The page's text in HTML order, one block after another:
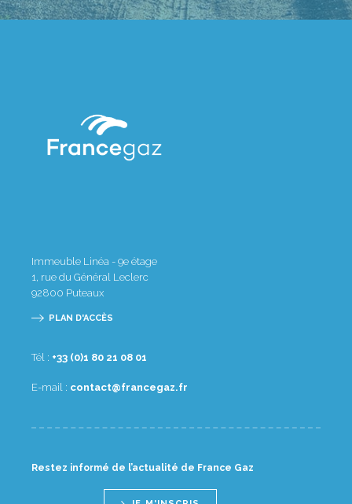
Immeuble Linéa - 9e étage
1, rue du Général Leclerc
92800 Puteaux
PLAN D'ACCÈS
Tél : 10 80 12 08 1(0) 33+
E-mail : rf.zagecnarf@tcatnoc
Restez informé de l’actualité de France Gaz